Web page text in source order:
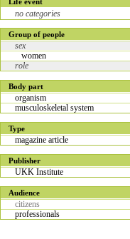
no categories
Group of people
sex
women
role
Body part
organism
musculoskeletal system
Type
magazine article
Publisher
UKK Institute
Audience
citizens
professionals